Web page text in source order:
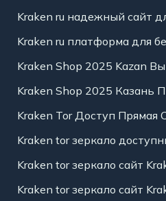
Kraken ru надежный сайт
Kraken ru платформа для
Kraken Shop 2025 Kazan
Kraken Shop 2025 Казань
Kraken Tor Доступ Прямая
Kraken tor зеркало
Kraken tor зеркало сайт
Kraken tor зеркало сайт